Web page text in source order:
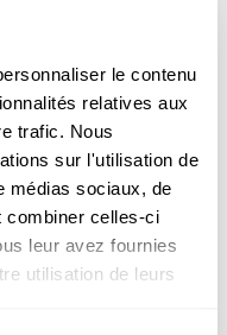
le contenu
relatives aux
trafic. Nous
sur l'utilisation de
médias sociaux, de
combiner celles-ci
leur avez fournies
utilisation de leurs
Schnéi – a looss